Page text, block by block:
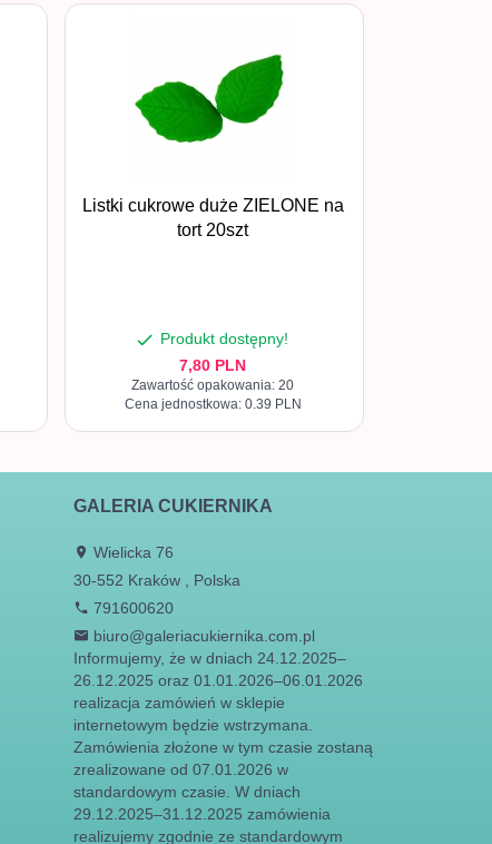
Listki cukrowe duże ZIELONE na
tort 20szt
Produkt dostępny!
7,80 PLN
Zawartość opakowania: 20
Cena jednostkowa: 0.39 PLN
GALERIA CUKIERNIKA
Wielicka 76
30-552 Kraków
Polska
791600620
biuro@galeriacukiernika.com.pl
Informujemy, że w dniach 24.12.2025–
26.12.2025 oraz 01.01.2026–06.01.2026
realizacja zamówień w sklepie
internetowym będzie wstrzymana.
Zamówienia złożone w tym czasie zostaną
zrealizowane od 07.01.2026 w
standardowym czasie. W dniach
29.12.2025–31.12.2025 zamówienia
realizujemy zgodnie ze standardowym